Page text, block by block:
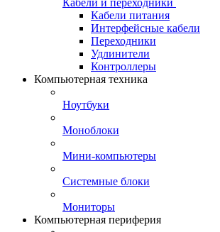
Кабели и переходники
Кабели питания
Интерфейсные кабели
Переходники
Удлинители
Контроллеры
Компьютерная техника
Ноутбуки
Моноблоки
Мини-компьютеры
Системные блоки
Мониторы
Компьютерная периферия